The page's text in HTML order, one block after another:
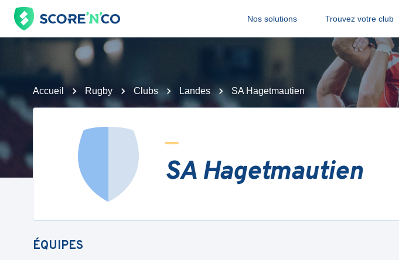
Nos solutions Trouvez votre club
Accueil Rugby Clubs Landes SA Hagetmautien
SA Hagetmautien
ÉQUIPES